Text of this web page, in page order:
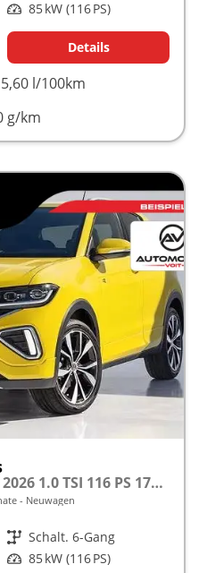
Leistung 85 kW (116 PS)
Details
5,60 l/100km
g/km
Limited Neues Modell 2026 1.0 TSI 116 PS 17" Kamera, Alu, Parksensoren vo/hi, LED-Scheinwerfer, Radio Composition 8", App-Connect, Klima, M-Lederlenkrad, Digitales Cockpit, Müdigkeitserkennung, Dachreling, Lane Assist, Armlehne vorn
Neuwagen
Getriebe Schalt. 6-Gang
Leistung 85 kW (116 PS)